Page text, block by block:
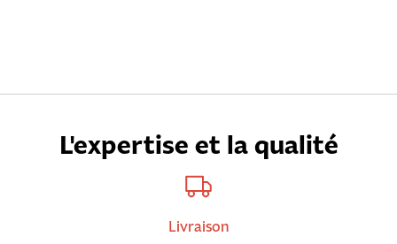
L'expertise et la qualité
Livraison